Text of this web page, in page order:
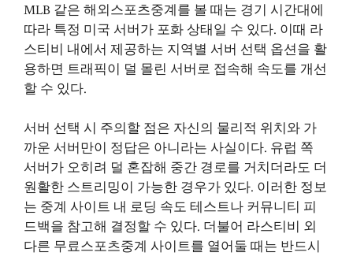
MLB 같은 해외스포츠중계를 볼 때는 경기 시간대에
따라 특정 미국 서버가 포화 상태일 수 있다. 이때 라
스티비 내에서 제공하는 지역별 서버 선택 옵션을 활
용하면 트래픽이 덜 몰린 서버로 접속해 속도를 개선
할 수 있다.
서버 선택 시 주의할 점은 자신의 물리적 위치와 가
까운 서버만이 정답은 아니라는 사실이다. 유럽 쪽
서버가 오히려 덜 혼잡해 중간 경로를 거치더라도 더
원활한 스트리밍이 가능한 경우가 있다. 이러한 정보
는 중계 사이트 내 로딩 속도 테스트나 커뮤니티 피
드백을 참고해 결정할 수 있다. 더불어 라스티비 외
다른 무료스포츠중계 사이트를 열어둘 때는 반드시